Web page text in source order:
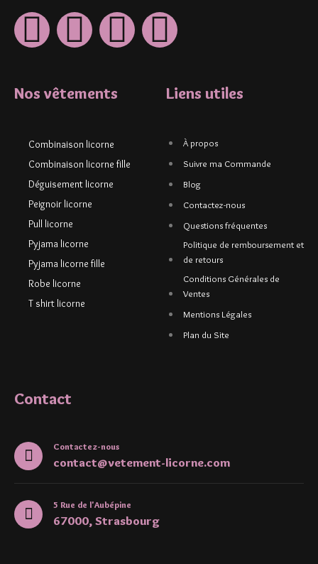
Nos vêtements
Combinaison licorne
Combinaison licorne fille
Déguisement licorne
Peignoir licorne
Pull licorne
Pyjama licorne
Pyjama licorne fille
Robe licorne
T shirt licorne
Liens utiles
À propos
Suivre ma Commande
Blog
Contactez-nous
Questions fréquentes
Politique de remboursement et
de retours
Conditions Générales de
Ventes
Mentions Légales
Plan du Site
Contact
Contactez-nous
contact@vetement-licorne.com
5 Rue de l'Aubépine
67000, Strasbourg